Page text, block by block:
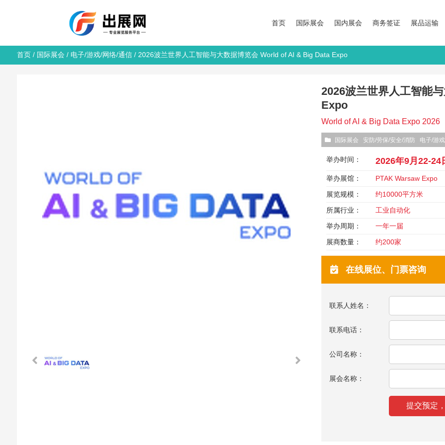
首页 国际展会 国内展会 商务签证 展品运输
首页/ 国际展会 / 电子/游戏/网络/通信/ 2026波兰世界人工智能与大数据博览会 World of AI & Big Data Expo
2026波兰世界人工智能
Expo
World of AI & Big Data Expo 2026
国际展会 安防/劳保/安全/消防 电子/游
举办时间： 2026年9月22-24
举办展馆：
PTAK Warsaw Expo
展览规模：
约10000平方米
所属行业：
工业自动化
举办周期：
一年一届
展商数量：
约200家
在线展位、门票咨询
联系人姓名：
联系电话：
公司名称：
展会名称：